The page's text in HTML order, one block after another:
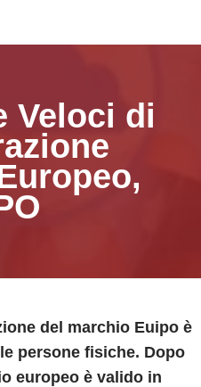
Veloci di
del marchio Euipo è
persone fisiche. Dopo
europeo è valido in